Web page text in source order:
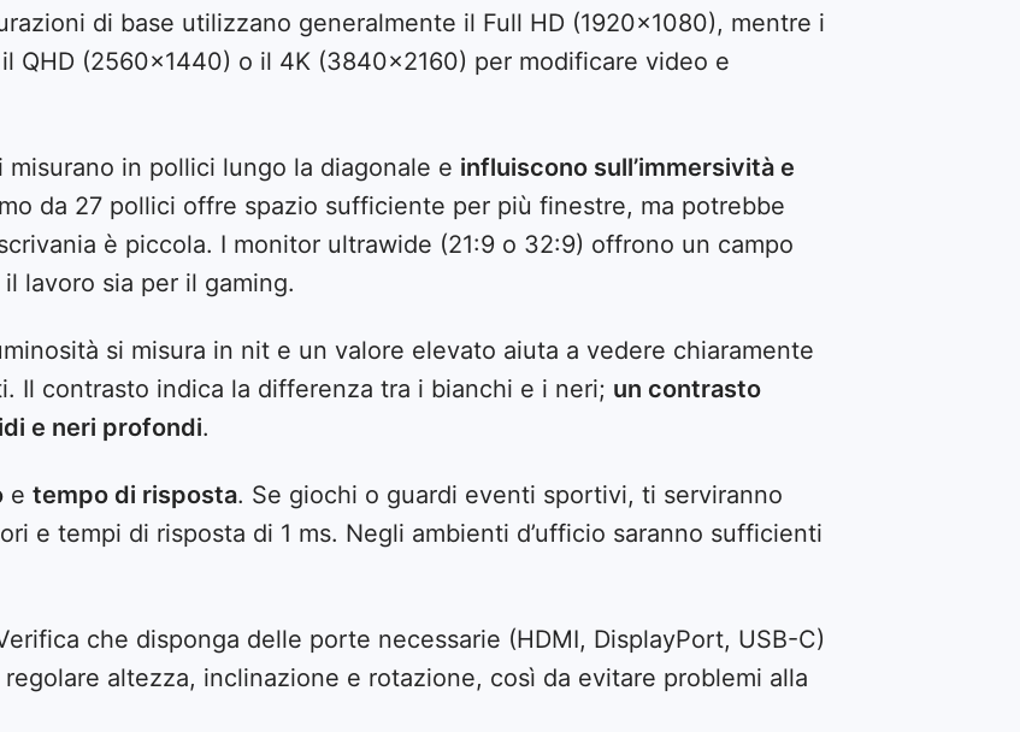
di base utilizzano generalmente il Full HD (1920×1080), mentre i
QHD (2560×1440) o il 4K (3840×2160) per modificare video e
misurano in pollici lungo la diagonale e influiscono sull’immersività e
da 27 pollici offre spazio sufficiente per più finestre, ma potrebbe
è piccola. I monitor ultrawide (21:9 o 32:9) offrono un campo
lavoro sia per il gaming.
si misura in nit e un valore elevato aiuta a vedere chiaramente
Il contrasto indica la differenza tra i bianchi e i neri; un contrasto
e neri profondi.
e tempo di risposta. Se giochi o guardi eventi sportivi, ti serviranno
e tempi di risposta di 1 ms. Negli ambienti d’ufficio saranno sufficienti
che disponga delle porte necessarie (HDMI, DisplayPort, USB-C)
altezza, inclinazione e rotazione, così da evitare problemi alla